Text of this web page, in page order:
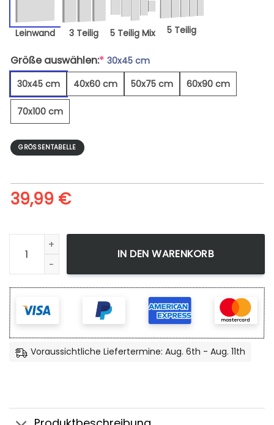
Leinwand 3 Teilig 5 Teilig Mix 5 Teilig
Größe auswählen:* 30x45 cm
30x45 cm
40x60 cm 50x75 cm 60x90 cm
70x100 cm
GRÖSSENTABELLE
39,99 €
Berlin Tv Tower - Leinwandbild Menge
IN DEN WARENKORB
Voraussichtliche Liefertermine: Aug. 6th - Aug. 11th